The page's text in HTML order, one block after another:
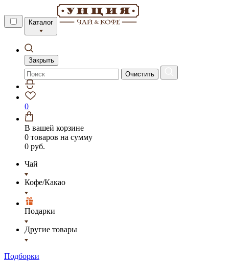
Каталог
Закрыть
Очистить
0
В вашей корзине
0 товаров на сумму
0 руб.
Чай
Кофе/Какао
Подарки
Другие товары
Подборки